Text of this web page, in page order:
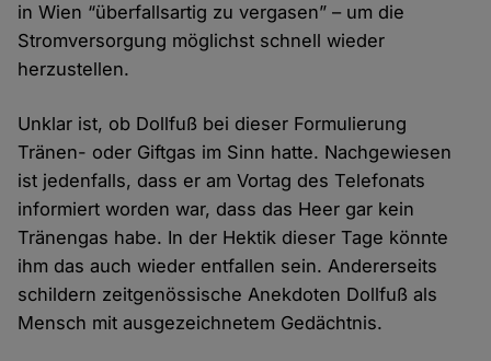
in Wien “überfallsartig zu vergasen” – um die
Stromversorgung möglichst schnell wieder
herzustellen.
Unklar ist, ob Dollfuß bei dieser Formulierung
Tränen- oder Giftgas im Sinn hatte. Nachgewiesen
ist jedenfalls, dass er am Vortag des Telefonats
informiert worden war, dass das Heer gar kein
Tränengas habe. In der Hektik dieser Tage könnte
ihm das auch wieder entfallen sein. Andererseits
schildern zeitgenössische Anekdoten Dollfuß als
Mensch mit ausgezeichnetem Gedächtnis.